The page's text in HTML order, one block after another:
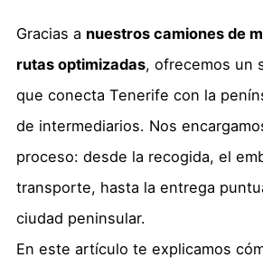
Gracias a nuestros camiones de
rutas optimizadas, ofrecemos un
que conecta Tenerife con la
de intermediarios. Nos
proceso: desde la recogida, el
transporte, hasta la entrega
ciudad peninsular.
En este artículo te explicamos